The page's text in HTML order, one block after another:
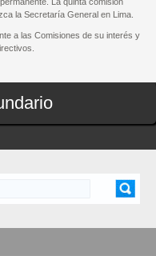
la Secretaría General en Lima.
a las Comisiones de su interés y